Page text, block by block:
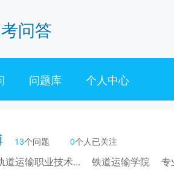
问答
问题库 个人中心
13个问题 0个人已关注
道运输职业技术... 铁道运输学院
专